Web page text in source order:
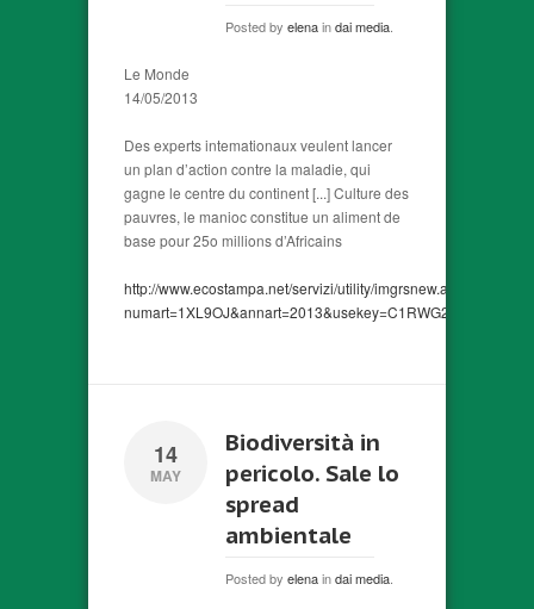
Posted by elenaindai media.
Le Monde
14/05/2013
Des experts intemationaux veulent lancer
un plan d’action contre la maladie, qui
gagne le centre du continent [...] Culture des
pauvres, le manioc constitue un aliment de
base pour 25o millions d’Africains
http://www.ecostampa.net/servizi/utility/imgrsnew.asp?
numart=1XL9OJ&annart=2013&usekey=C1RWG24FGCSR2X
14
MAY
Biodiversità in
pericolo. Sale lo
spread
ambientale
Posted by elenaindai media.